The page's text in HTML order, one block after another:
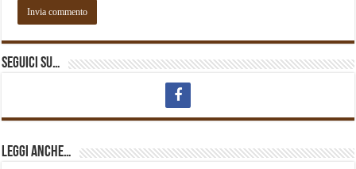
Seguici su…
Leggi anche…